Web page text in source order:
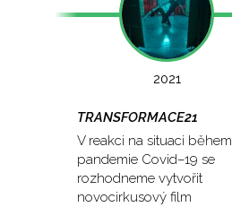
2021
TRANSFORMACE21
V reakci na situaci během
pandemie Covid–19 se
rozhodneme vytvořit
novocirkusový film